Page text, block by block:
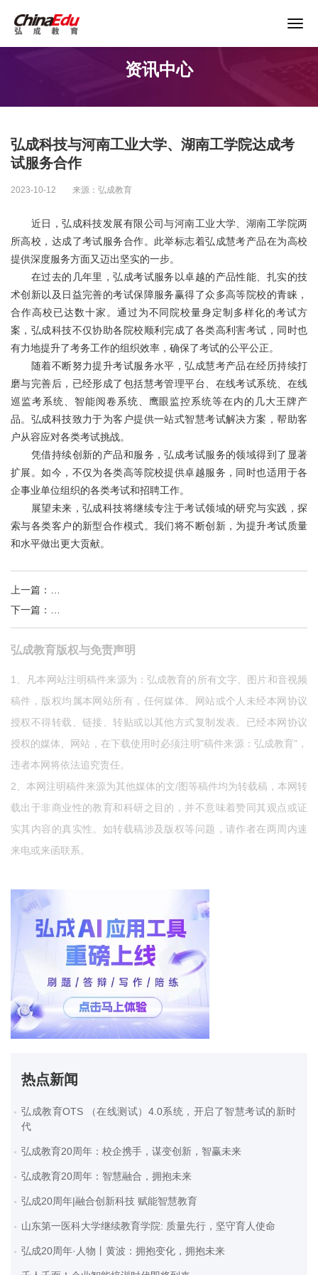
企业培训
教育产品
课程资源
关于我们
资讯中心
弘成科技与河南工业大学、湖南工学院达成考
试服务合作
2023-10-12 来源：弘成教育
近日，弘成科技发展有限公司与河南工业大学、湖南工学院两
所高校，达成了考试服务合作。此举标志着弘成慧考产品在为高校
提供深度服务方面又迈出坚实的一步。
在过去的几年里，弘成考试服务以卓越的产品性能、扎实的技
术创新以及日益完善的考试保障服务赢得了众多高等院校的青睐，
合作高校已达数十家。通过为不同院校量身定制多样化的考试方
案，弘成科技不仅协助各院校顺利完成了各类高利害考试，同时也
有力地提升了考务工作的组织效率，确保了考试的公平公正。
随着不断努力提升考试服务水平，弘成慧考产品在经历持续打
磨与完善后，已经形成了包括慧考管理平台、在线考试系统、在线
巡监考系统、智能阅卷系统、鹰眼监控系统等在内的几大王牌产
品。弘成科技致力于为客户提供一站式智慧考试解决方案，帮助客
户从容应对各类考试挑战。
凭借持续创新的产品和服务，弘成考试服务的领域得到了显著
扩展。如今，不仅为各类高等院校提供卓越服务，同时也适用于各
企事业单位组织的各类考试和招聘工作。
展望未来，弘成科技将继续专注于考试领域的研究与实践，探
索与各类客户的新型合作模式。我们将不断创新，为提升考试质量
和水平做出更大贡献。
上一篇 ：
下一篇 ：
弘成教育版权与免责声明
1、凡本网站注明稿件来源为：弘成教育的所有文字、图片和音视频
稿件，版权均属本网站所有，任何媒体、网站或个人未经本网协议
授权不得转载、链接、转贴或以其他方式复制发表。已经本网协议
授权的媒体、网站，在下载使用时必须注明"稿件来源：弘成教育"，
违者本网将依法追究责任。
2、本网注明稿件来源为其他媒体的文/图等稿件均为转载稿，本网转
载出于非商业性的教育和科研之目的，并不意味着赞同其观点或证
实其内容的真实性。如转载稿涉及版权等问题，请作者在两周内速
来电或来函联系。
热点新闻
弘成教育OTS （在线测试）4.0系统，开启了智慧考试的新时
代
弘成教育20周年：校企携手，谋变创新，智赢未来
弘成教育20周年：智慧融合，拥抱未来
弘成20周年|融合创新科技 赋能智慧教育
山东第一医科大学继续教育学院: 质量先行，坚守育人使命
弘成20周年·人物丨黄波：拥抱变化，拥抱未来